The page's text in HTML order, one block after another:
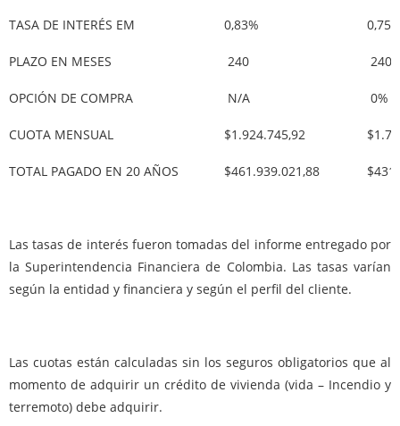
TASA DE INTERÉS EM 0,83%
PLAZO EN MESES 240 240
OPCIÓN DE COMPRA N/A 0%
CUOTA MENSUAL $1.924.745,92
TOTAL PAGADO EN 20 AÑOS $461.939.021,88
Las tasas de interés fueron tomadas del informe entregado por
la Superintendencia Financiera de Colombia. Las tasas varían
según la entidad y financiera y según el perfil del cliente.
Las cuotas están calculadas sin los seguros obligatorios que al
momento de adquirir un crédito de vivienda (vida – Incendio y
terremoto) debe adquirir.